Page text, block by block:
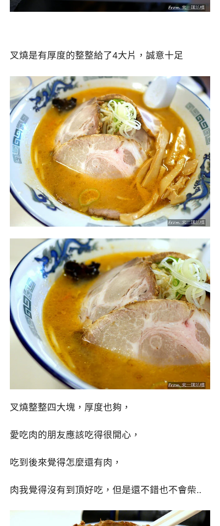
叉燒是有厚度的整整給了4大片，誠意十足
叉燒整整四大塊，厚度也夠，
愛吃肉的朋友應該吃得很開心，
吃到後來覺得怎麼還有肉，
肉我覺得沒有到頂好吃，但是還不錯也不會柴..